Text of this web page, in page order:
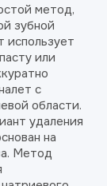
метод,
зубной
использует
или
с
области.
удаления
на
Метод